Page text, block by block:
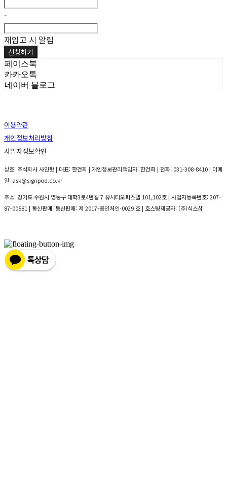
-
재입고 시 알림
신청하기
페이스북
카카오톡
네이버 블로그
이용약관
개인정보처리방침
사업자정보확인
상호: 주식회사 사인팟 | 대표: 한건희 | 개인정보관리책임자: 한건희 | 전화: 031-308-8410 | 이메
일: ask@signpod.co.kr
주소: 경기도 수원시 영통구 대학3로4번길 7 유시티오피스텔 101,102호 | 사업자등록번호:207-
87-00581 | 통신판매: 통신판매: 제 2017-용인처인-0029 호 | 호스팅제공자: (주)식스샵